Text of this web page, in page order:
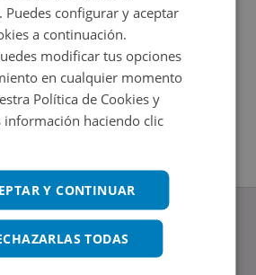
en PS SAN GREGORIO 52
Puedes configurar y aceptar
a continuación.
modificar tus opciones
en cualquier momento
Política de Cookies y
información haciendo clic
Y CONTINUAR
TODAS